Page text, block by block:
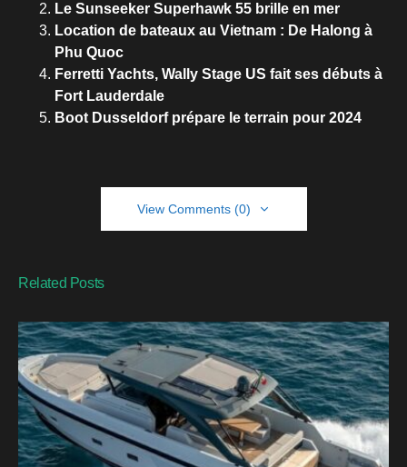
Le Sunseeker Superhawk 55 brille en mer
Location de bateaux au Vietnam : De Halong à
Phu Quoc
Ferretti Yachts, Wally Stage US fait ses débuts à
Fort Lauderdale
Boot Dusseldorf prépare le terrain pour 2024
View Comments (0)
Related Posts